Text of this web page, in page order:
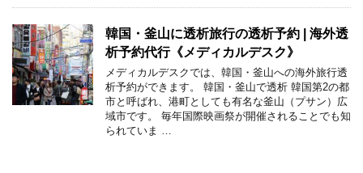
韓国・釜山に透析旅行の透析予約 | 海外透
析予約代行《メディカルデスク》
メディカルデスクでは、韓国・釜山への海外旅行透
析予約ができます。 韓国・釜山で透析 韓国第2の都
市と呼ばれ、港町としても有名な釜山（プサン）広
域市です。 毎年国際映画祭が開催されることでも知
られていま …